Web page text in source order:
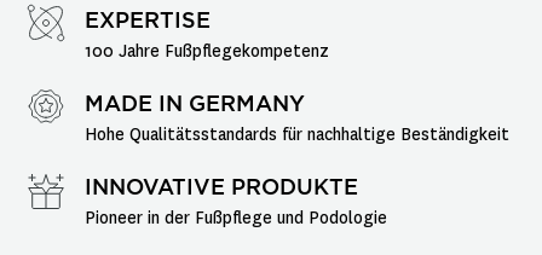
EXPERTISE
100 Jahre Fußpflegekompetenz
MADE IN GERMANY
Hohe Qualitätsstandards für nachhaltige Beständigkeit
INNOVATIVE PRODUKTE
Pioneer in der Fußpflege und Podologie